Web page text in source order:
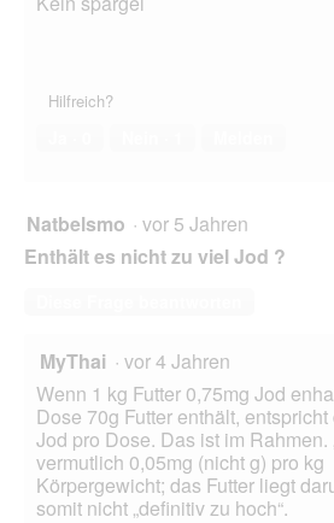
Hilfreich?
Natbelsmo · vor 5 Jahren
Enthält es nicht zu viel Jod ?
MyThai · vor 4 Jahren
Wenn 1 kg Futter 0,75mg Jod
Dose 70g Futter enthält,
Jod pro Dose. Das ist im Rahmen.
vermutlich 0,05mg (nicht g) pro kg
Körpergewicht; das Futter liegt
somit nicht „definitiv zu hoch“.